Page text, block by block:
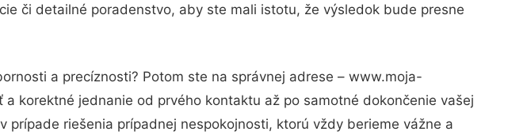
či detailné poradenstvo, aby ste mali istotu, že výsledok bude presne
a precíznosti? Potom ste na správnej adrese – www.moja-
korektné jednanie od prvého kontaktu až po samotné dokončenie vašej
riešenia prípadnej nespokojnosti, ktorú vždy berieme vážne a